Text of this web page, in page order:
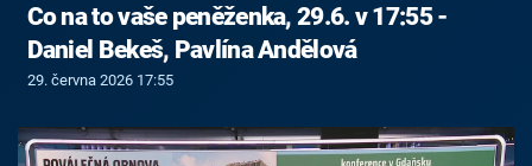
Co na to vaše peněženka, 29.6. v 17:55 -
Daniel Bekeš, Pavlína Andělová
29. června 2026 17:55